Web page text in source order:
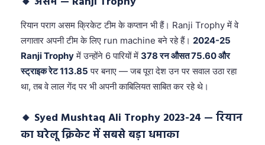
रियान पराग असम क्रिकेट टीम के कप्तान भी हैं। Ranji Trophy में वे
लगातार अपनी टीम के लिए run machine बने रहे हैं। 2024-25
Ranji Trophyमें उन्होंने 6 पारियों में 378 रन औसत 75.60 और
स्ट्राइक रेट 113.85 पर बनाए — जब पूरा देश उन पर सवाल उठा रहा
था, तब वे लाल गेंद पर भी अपनी काबिलियत साबित कर रहे थे।
🔸 Syed Mushtaq Ali Trophy 2023-24 — रियान
का घरेलू क्रिकेट में सबसे बड़ा धमाका